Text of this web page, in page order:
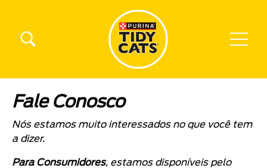
Menú Secundario Tidy Cats
Menú Principal Tidy Cats
Fale Conosco
Nós estamos muito interessados no que você tem
a dizer.
Para Consumidores, estamos disponíveis pelo